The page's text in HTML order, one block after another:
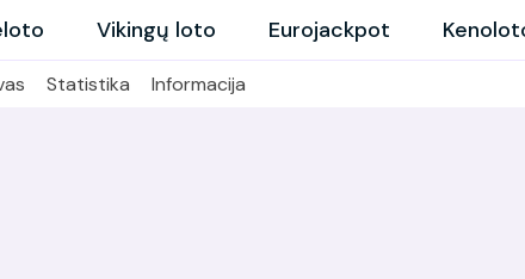
Vikingų loto Eurojackpot
Statistika Informacija